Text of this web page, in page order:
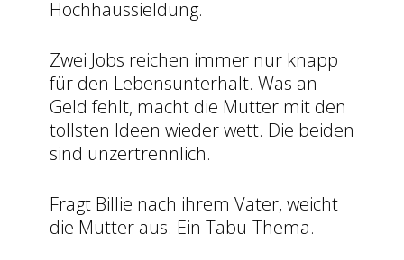
Hochhaussieldung.
Zwei Jobs reichen immer nur knapp
für den Lebensunterhalt. Was an
Geld fehlt, macht die Mutter mit den
tollsten Ideen wieder wett. Die beiden
sind unzertrennlich.
Fragt Billie nach ihrem Vater, weicht
die Mutter aus. Ein Tabu-Thema.